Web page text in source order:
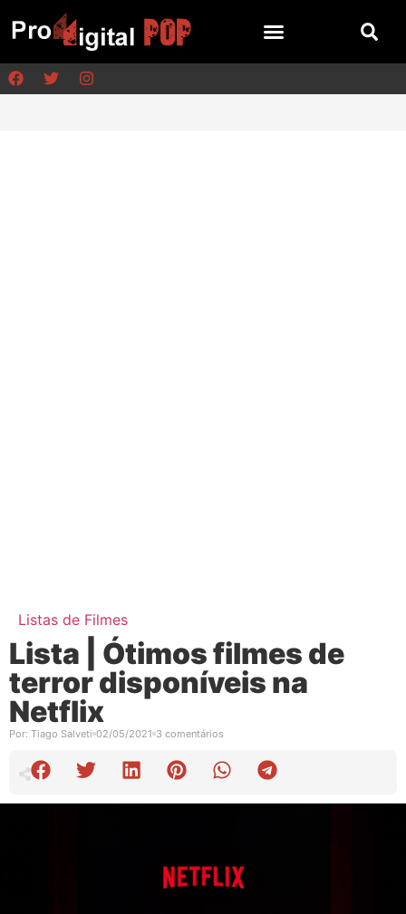
Listas de Filmes
Lista | Ótimos filmes de
terror disponíveis na
Netflix
Por: Tiago Salveti 02/05/2021 3 comentários